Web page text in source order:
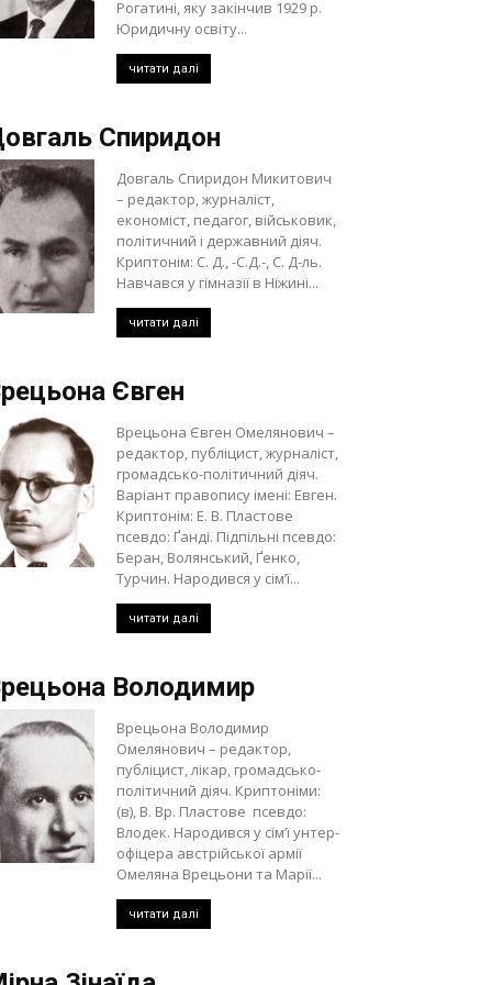
Рогатині, яку закінчив 1929 р.
Юридичну освіту...
читати далі
Спиридон
Довгаль Спиридон Микитович
– редактор, журналіст,
економіст, педагог, військовик,
політичний і державний діяч.
Криптонім: С. Д., -С.Д.-, С. Д-ль.
Навчався у гімназії в Ніжині...
читати далі
Євген
Врецьона Євген Омелянович –
редактор, публіцист, журналіст,
громадсько-політичний діяч.
Варіант правопису імені: Евген.
Криптонім: Е. В. Пластове
псевдо: Ґанді. Підпільні псевдо:
Беран, Волянський, Ґенко,
Турчин. Народився у сім’ї...
читати далі
Володимир
Врецьона Володимир
Омелянович – редактор,
публіцист, лікар, громадсько-
політичний діяч. Криптоніми:
(в), В. Вр. Пластове псевдо:
Влодек. Народився у сім’ї унтер-
офіцера австрійської армії
Омеляна Врецьони та Марії...
читати далі